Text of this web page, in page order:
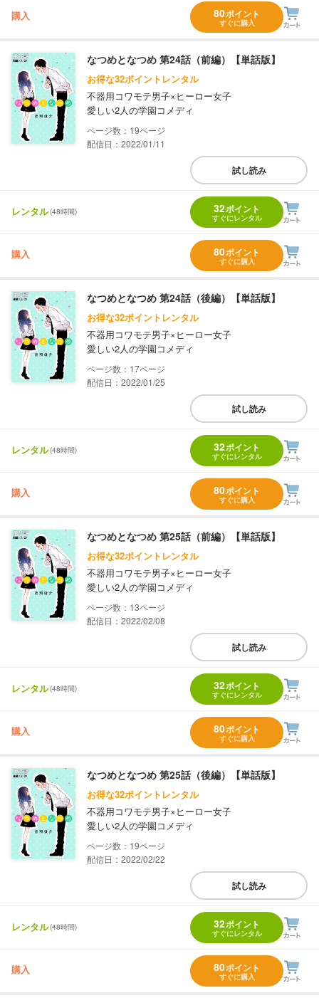
購入 80ポイント
すぐに購入
なつめとなつめ 第24話（前編）【単話版】
お得な32ポイントレンタル
不器用コワモテ男子×ヒーロー女子
愛しい2人の学園コメディ
19
配信日：2022/01/11
試し読み
レンタル(48時間) 32ポイント
すぐにレンタル
購入 80ポイント
すぐに購入
なつめとなつめ 第24話（後編）【単話版】
お得な32ポイントレンタル
不器用コワモテ男子×ヒーロー女子
愛しい2人の学園コメディ
17
配信日：2022/01/25
試し読み
レンタル(48時間) 32ポイント
すぐにレンタル
購入 80ポイント
すぐに購入
なつめとなつめ 第25話（前編）【単話版】
お得な32ポイントレンタル
不器用コワモテ男子×ヒーロー女子
愛しい2人の学園コメディ
13
配信日：2022/02/08
試し読み
レンタル(48時間) 32ポイント
すぐにレンタル
購入 80ポイント
すぐに購入
なつめとなつめ 第25話（後編）【単話版】
お得な32ポイントレンタル
不器用コワモテ男子×ヒーロー女子
愛しい2人の学園コメディ
19
配信日：2022/02/22
試し読み
レンタル(48時間) 32ポイント
すぐにレンタル
購入 80ポイント
すぐに購入